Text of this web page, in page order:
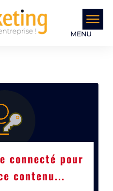
MENU
connecté pour
contenu...